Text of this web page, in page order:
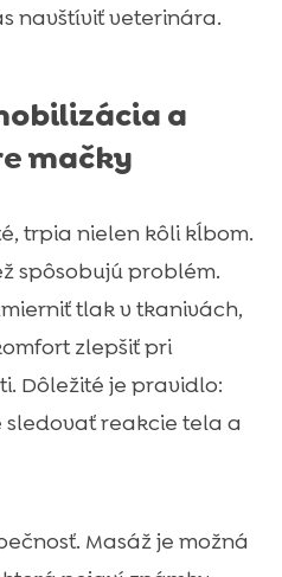
navštíviť veterinára.
a
mačky
trpia nielen kôli kĺbom.
spôsobujú problém.
tlak v tkanivách,
zlepšiť pri
Dôležité je pravidlo:
reakcie tela a
Masáž je možná